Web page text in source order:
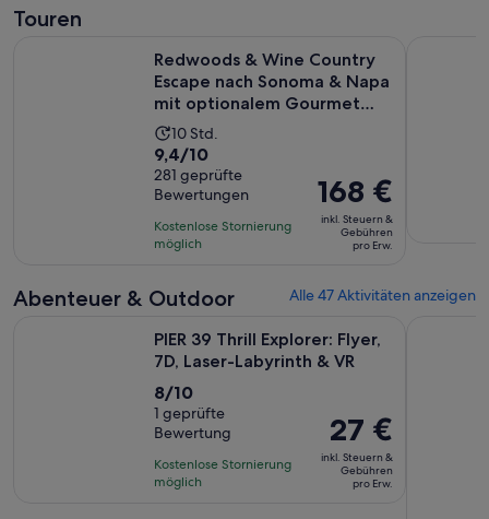
Touren
Redwoods & Wine Country
Escape nach Sonoma & Napa
mit optionalem Gourmet
Lu...Die
Aktivität
dauert
10
Stunden
10 Std.
9.4
von
10,
basierend
auf
Bewertungen.
9,4/10
281 geprüfte
Bewertungen
Kostenlose Stornierung
möglich
Der
Preis
beträgt
168 €
Erw.
168 €
inkl. Steuern &
Gebühren
pro Erw.
Abenteuer & Outdoor Alle 47 Aktivitäten anzeigen
PIER 39 Thrill Explorer: Flyer,
7D, Laser-Labyrinth & VR
8.0
von
10,
basierend
auf
8/10
1 geprüfte
Bewertung
Kostenlose Stornierung
möglich
Der
Preis
beträgt
27 €
27 €
inkl. Steuern &
Gebühren
pro Erw.